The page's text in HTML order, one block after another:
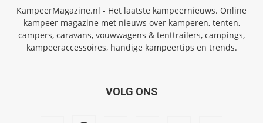
KampeerMagazine.nl - Het laatste kampeernieuws. Online
kampeer magazine met nieuws over kamperen, tenten,
campers, caravans, vouwwagens & tenttrailers, campings,
kampeeraccessoires, handige kampeertips en trends.
VOLG ONS